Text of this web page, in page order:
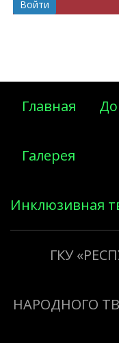
Главная
Галерея
Инклюзивная
«Творить
ГКУ
НАРОДНОГО